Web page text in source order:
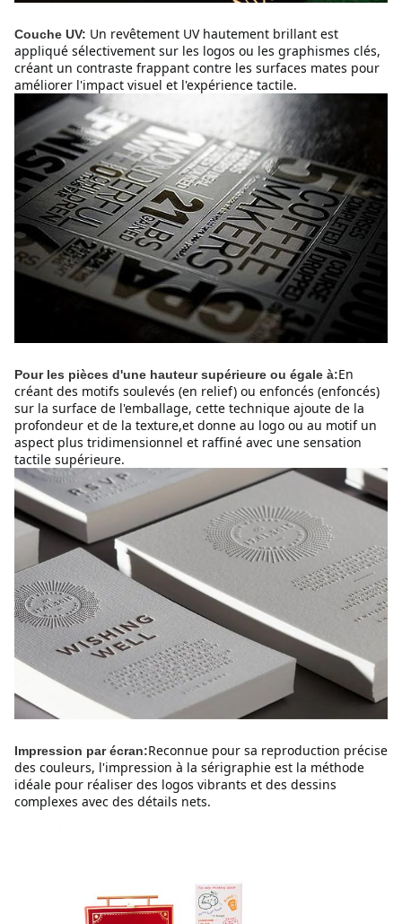
Couche UV: Un revêtement UV hautement brillant est
appliqué sélectivement sur les logos ou les graphismes clés,
créant un contraste frappant contre les surfaces mates pour
améliorer l'impact visuel et l'expérience tactile.
Pour les pièces d'une hauteur supérieure ou égale à:En
créant des motifs soulevés (en relief) ou enfoncés (enfoncés)
sur la surface de l'emballage, cette technique ajoute de la
profondeur et de la texture,et donne au logo ou au motif un
aspect plus tridimensionnel et raffiné avec une sensation
tactile supérieure.
Impression par écran:Reconnue pour sa reproduction précise
des couleurs, l'impression à la sérigraphie est la méthode
idéale pour réaliser des logos vibrants et des dessins
complexes avec des détails nets.